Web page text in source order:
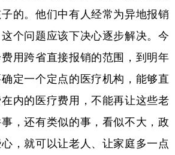
的。他们中有人经常为异地报销
个问题应该下决心逐步解决。今
用跨省直接报销的范围，到明年
定一个定点的医疗机构，能够直
内的医疗费用，不能再让这些老
，还有类似的事，看似不大，政
，就可以让老人、让家庭多一点